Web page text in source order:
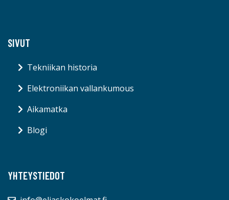
SIVUT
Tekniikan historia
Elektroniikan vallankumous
Aikamatka
Blogi
YHTEYSTIEDOT